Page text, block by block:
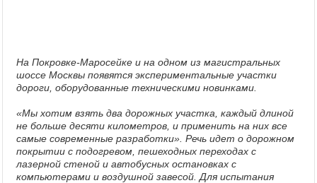
На Покровке-Маросейке и на одном из магистральных
шоссе Москвы появятся экспериментальные участки
дороги, оборудованные техническими новинками.
«Мы хотим взять два дорожных участка, каждый длиной
не больше десяти километров, и применить на них все
самые современные разработки». Речь идет о дорожном
покрытии с подогревом, пешеходных переходах с
лазерной стеной и автобусных остановках с
компьютерами и воздушной завесой. Для испытания